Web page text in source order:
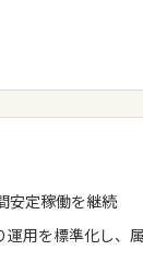
安定稼働を継続
運用を標準化し、